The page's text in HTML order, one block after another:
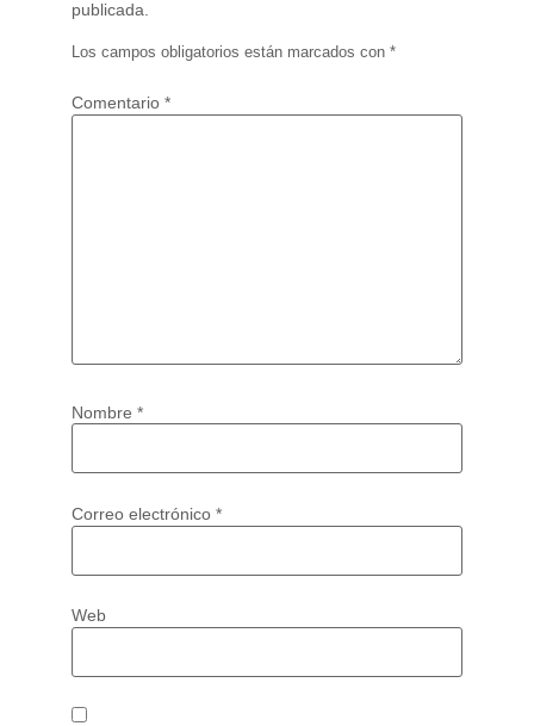
publicada.
Los campos obligatorios están marcados con *
Comentario *
Nombre *
Correo electrónico *
Web